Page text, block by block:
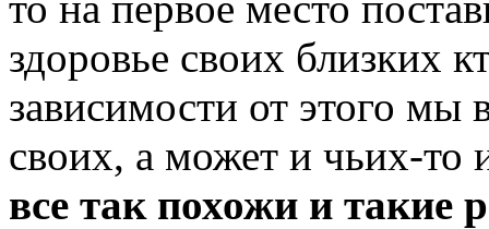
здоровье своих близких
зависимости от этого мы
своих, а может и чьих-то
все так похожи и такие